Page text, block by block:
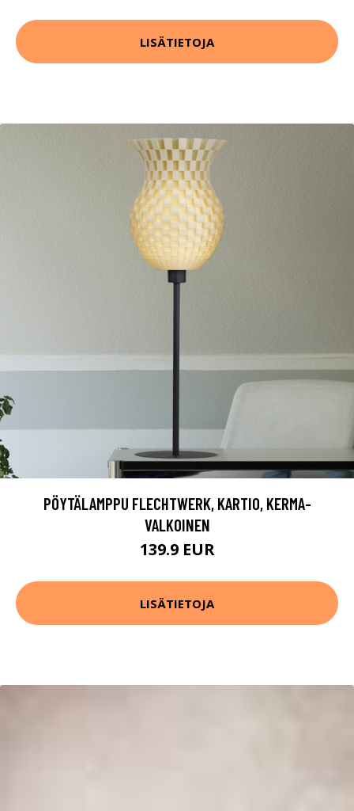
LISÄTIETOJA
PÖYTÄLAMPPU FLECHTWERK, KARTIO, KERMA-
VALKOINEN
139.9 EUR
LISÄTIETOJA